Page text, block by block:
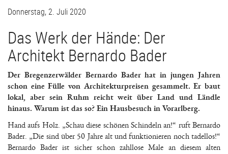
Donnerstag, 2. Juli 2020
Das Werk der Hände: Der
Architekt Bernardo Bader
Der Bregenzerwälder Bernardo Bader hat in jungen Jahren
schon eine Fülle von Architekturpreisen gesammelt. Er baut
lokal, aber sein Ruhm reicht weit über Land und Ländle
hinaus. Warum ist das so? Ein Hausbesuch in Vorarlberg.
Hand aufs Holz. „Schau diese schönen Schindeln an!“ ruft Bernardo
Bader. „Die sind über 50 Jahre alt und funktionieren noch tadellos!“
Bernardo Bader ist sicher schon zahllose Male an diesem alten